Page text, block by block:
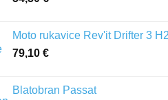
Moto rukavice Rev'it Drifter 3
79,10 €
Blatobran Passat